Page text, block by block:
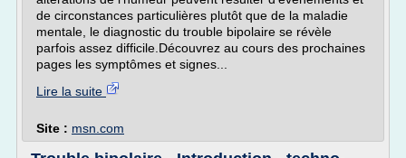
de circonstances particulières plutôt que de la maladie
mentale, le diagnostic du trouble bipolaire se révèle
parfois assez difficile.Découvrez au cours des prochaines
pages les symptômes et signes...
Lire la suite
Site : msn.com